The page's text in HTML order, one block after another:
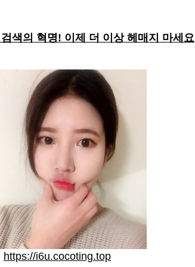
색의 혁명! 이제 더 이상 헤매지 마세요
https://i6u.cocoting.top